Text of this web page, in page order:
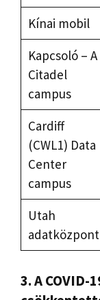
Kínai mobil
Kapcsoló – A
Citadel
campus
Cardiff
(CWL1) Data
Center
campus
Utah
adatközpont
3. A COVID-